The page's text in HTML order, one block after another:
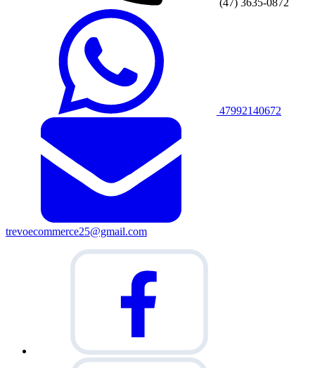
(47) 3635-0872
47992140672
trevoecommerce25@gmail.com